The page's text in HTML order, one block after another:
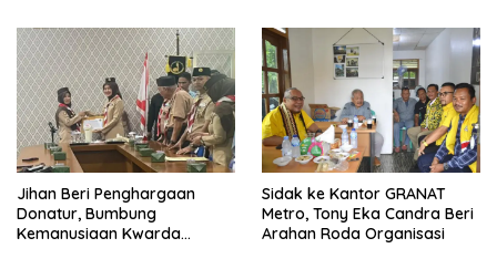
Jihan Beri Penghargaan
Donatur, Bumbung
Kemanusiaan Kwarda
‎Sidak ke Kantor GRANAT
Metro, Tony Eka Candra Beri
Arahan Roda Organisasi